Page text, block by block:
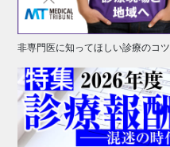
非専門医に知ってほしい診療のコツ